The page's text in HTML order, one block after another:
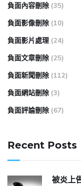
負面內容刪除 (35)
負面影像刪除 (10)
負面影片處理 (24)
負面文章刪除 (25)
負面新聞刪除 (112)
負面網站刪除 (3)
負面評論刪除 (67)
Recent Posts
被炎上